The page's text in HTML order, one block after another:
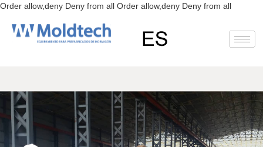
Order allow,deny Deny from all Order allow,deny Deny from allIr